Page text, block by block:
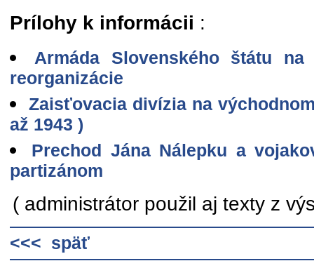
Prílohy k informácii :
Armáda Slovenského štátu
reorganizácie
Zaisťovacia divízia na
až 1943 )
Prechod Jána Nálepku a
partizánom
( administrátor použil aj texty z
<<< späť